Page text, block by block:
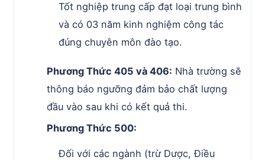
Tốt nghiệp trung cấp đạt loại trung bình
và có 03 năm kinh nghiệm công tác
đúng chuyên môn đào tạo.
Phương Thức 405 và 406: Nhà trường sẽ
thông báo ngưỡng đảm bảo chất lượng
đầu vào sau khi có kết quả thi.
Phương Thức 500:
Đối với các ngành (trừ Dược, Điều